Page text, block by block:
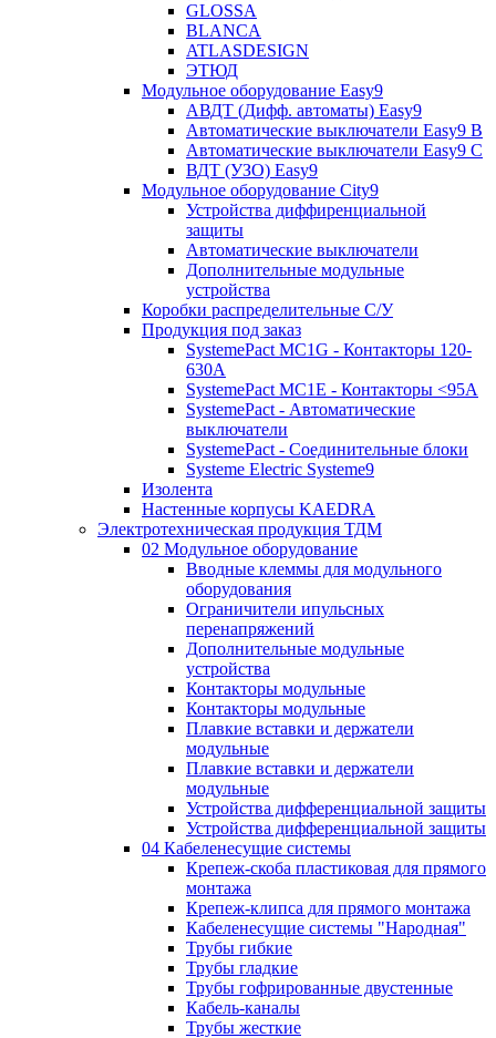
GLOSSA
BLANCA
ATLASDESIGN
ЭТЮД
Модульное оборудование Easy9
АВДТ (Дифф. автоматы) Easy9
Автоматические выключатели Easy9 В
Автоматические выключатели Easy9 С
ВДТ (УЗО) Easy9
Модульное оборудование City9
Устройства диффиренциальной
защиты
Автоматические выключатели
Дополнительные модульные
устройства
Коробки распределительные C/У
Продукция под заказ
SystemePact MC1G - Контакторы 120-
630A
SystemePact MC1E - Контакторы <95A
SystemePact - Автоматические
выключатели
SystemePact - Соединительные блоки
Systeme Electric Systeme9
Изолента
Настенные корпусы KAEDRA
Электротехническая продукция ТДМ
02 Модульное оборудование
Вводные клеммы для модульного
оборудования
Ограничители ипульсных
перенапряжений
Дополнительные модульные
устройства
Контакторы модульные
Контакторы модульные
Плавкие вставки и держатели
модульные
Плавкие вставки и держатели
модульные
Устройства дифференциальной защиты
Устройства дифференциальной защиты
04 Кабеленесущие системы
Крепеж-скоба пластиковая для прямого
монтажа
Крепеж-клипса для прямого монтажа
Кабеленесущие системы "Народная"
Трубы гибкие
Трубы гладкие
Трубы гофрированные двустенные
Кабель-каналы
Трубы жесткие